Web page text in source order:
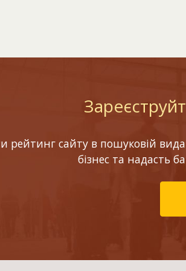
сайту в пошуковій
бізнес та надасть